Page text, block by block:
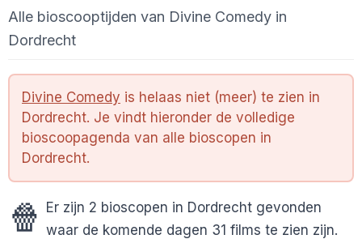
Alle bioscooptijden van Divine Comedy in
Dordrecht
Divine Comedy is helaas niet (meer) te zien in
Dordrecht. Je vindt hieronder de volledige
bioscoopagenda van alle bioscopen in
Dordrecht.
🍿 Er zijn 2 bioscopen in Dordrecht gevonden
waar de komende dagen 31 films te zien zijn.